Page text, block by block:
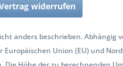
widerrufen
anders beschrieben. Abhängig
Union (EU) und